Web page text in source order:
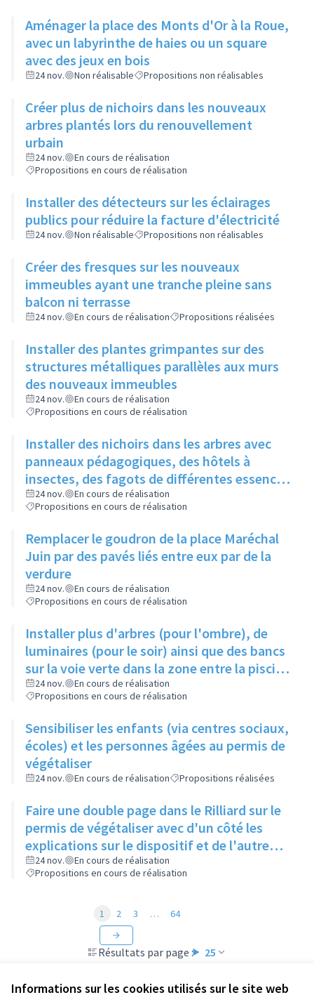
Informations sur les cookies utilisés sur le site web
Aménager la place des Monts d'Or à la Roue,
avec un labyrinthe de haies ou un square
avec des jeux en bois
24 nov. Non réalisable Propositions non réalisables
Créer plus de nichoirs dans les nouveaux
arbres plantés lors du renouvellement
urbain
24 nov.
En cours de réalisation
Propositions en cours de réalisation
Installer des détecteurs sur les éclairages
publics pour réduire la facture d'électricité
24 nov. Non réalisable Propositions non réalisables
Créer des fresques sur les nouveaux
immeubles ayant une tranche pleine sans
balcon ni terrasse
24 nov. En cours de réalisation Propositions réalisées
Installer des plantes grimpantes sur des
structures métalliques parallèles aux murs
des nouveaux immeubles
24 nov.
En cours de réalisation
Propositions en cours de réalisation
Installer des nichoirs dans les arbres avec
panneaux pédagogiques, des hôtels à
insectes, des fagots de différentes essences
pour stimuler la biodiversité sur la place du
Château à la Roue
24 nov.
En cours de réalisation
Propositions en cours de réalisation
Remplacer le goudron de la place Maréchal
Juin par des pavés liés entre eux par de la
verdure
24 nov.
En cours de réalisation
Propositions en cours de réalisation
Installer plus d'arbres (pour l'ombre), de
luminaires (pour le soir) ainsi que des bancs
sur la voie verte dans la zone entre la piscine
et la rue de l'Industrie
24 nov.
En cours de réalisation
Propositions en cours de réalisation
Sensibiliser les enfants (via centres sociaux,
écoles) et les personnes âgées au permis de
végétaliser
24 nov. En cours de réalisation Propositions réalisées
Faire une double page dans le Rilliard sur le
permis de végétaliser avec d'un côté les
explications sur le dispositif et de l'autre
côté des exemples concrets de lieux à
investir
24 nov.
En cours de réalisation
Propositions en cours de réalisation
Résultats par page : 25
1 2 3 … 64